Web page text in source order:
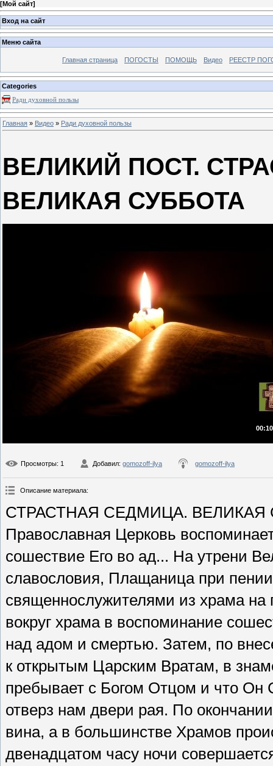
[Мой сайт]
Вход на сайт
Меню сайта
Главная страница ПОГОСТЫ ПОМОЩЬ Видео РЕЕСТР
Categories
Ради духовной пользы
Главная » Видео » Ради духовной пользы
ВЕЛИКИЙ ПОСТ.
ВЕЛИКАЯ СУББОТА
Просмотры: 1 Добавил: gomozoff-ilya gomozoff-ilya
Описание материала:
СТРАСТНАЯ СЕДМИЦА. ВЕЛИКАЯ
Православная Церковь
сошествие Его во ад... На утрени
славословия, Плащаница при
священнослужителями из храма на
вокруг храма в воспоминание
над адом и смертью. Затем, по
к открытым Царским Вратам, в
пребывает с Богом Отцом и что
отверз нам двери рая. По
вина, а в большинстве Храмов
двенадцатом часу ночи